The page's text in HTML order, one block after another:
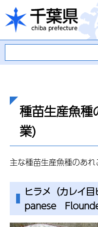
千葉県
種苗生産魚種
業)
主な種苗生産魚種のあれ
ヒラメ（カレイ
panese